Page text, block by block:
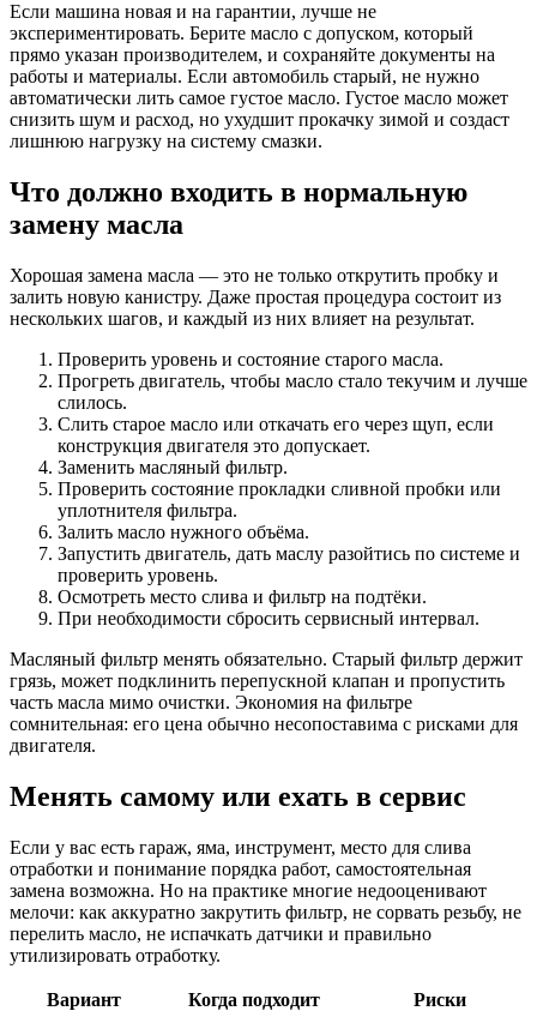
Если машина новая и на гарантии, лучше не
экспериментировать. Берите масло с допуском, который
прямо указан производителем, и сохраняйте документы на
работы и материалы. Если автомобиль старый, не нужно
автоматически лить самое густое масло. Густое масло может
снизить шум и расход, но ухудшит прокачку зимой и создаст
лишнюю нагрузку на систему смазки.
Что должно входить в нормальную
замену масла
Хорошая замена масла — это не только открутить пробку и
залить новую канистру. Даже простая процедура состоит из
нескольких шагов, и каждый из них влияет на результат.
Проверить уровень и состояние старого масла.
Прогреть двигатель, чтобы масло стало текучим и лучше
слилось.
Слить старое масло или откачать его через щуп, если
конструкция двигателя это допускает.
Заменить масляный фильтр.
Проверить состояние прокладки сливной пробки или
уплотнителя фильтра.
Залить масло нужного объёма.
Запустить двигатель, дать маслу разойтись по системе и
проверить уровень.
Осмотреть место слива и фильтр на подтёки.
При необходимости сбросить сервисный интервал.
Масляный фильтр менять обязательно. Старый фильтр держит
грязь, может подклинить перепускной клапан и пропустить
часть масла мимо очистки. Экономия на фильтре
сомнительная: его цена обычно несопоставима с рисками для
двигателя.
Менять самому или ехать в сервис
Если у вас есть гараж, яма, инструмент, место для слива
отработки и понимание порядка работ, самостоятельная
замена возможна. Но на практике многие недооценивают
мелочи: как аккуратно закрутить фильтр, не сорвать резьбу, не
перелить масло, не испачкать датчики и правильно
утилизировать отработку.
Вариант Когда подходит
Риски